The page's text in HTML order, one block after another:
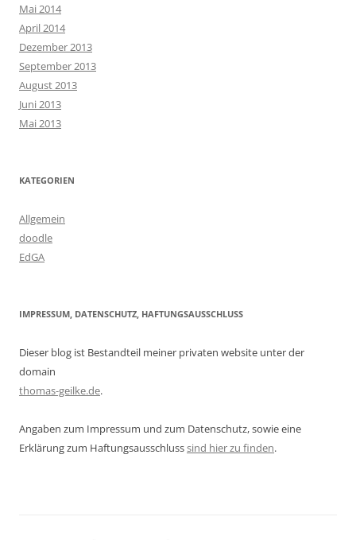
Mai 2014
April 2014
Dezember 2013
September 2013
August 2013
Juni 2013
Mai 2013
KATEGORIEN
Allgemein
doodle
EdGA
IMPRESSUM, DATENSCHUTZ, HAFTUNGSAUSSCHLUSS
Dieser blog ist Bestandteil meiner privaten website unter der
domain
thomas-geilke.de.
Angaben zum Impressum und zum Datenschutz, sowie eine
Erklärung zum Haftungsausschlusssind hier zu finden.